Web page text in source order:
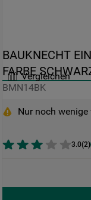
Vergleichen
BAUKNECHT
FARBE
BMN14BK
Nur noch
3.0(2)